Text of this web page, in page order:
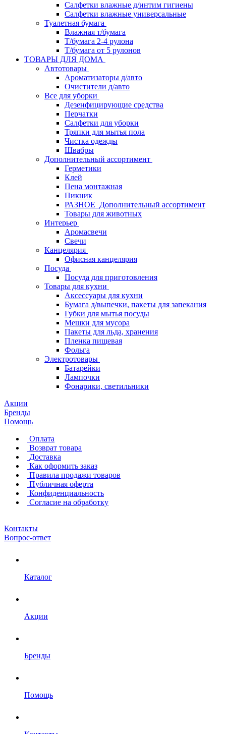
Салфетки влажные д/интим гигиены
Салфетки влажные универсальные
Туалетная бумага
Влажная т/бумага
Т/бумага 2-4 рулона
Т/бумага от 5 рулонов
ТОВАРЫ ДЛЯ ДОМА
Автотовары
Ароматизаторы д/авто
Очистители д/авто
Все для уборки
Дезенфицирующие средства
Перчатки
Салфетки для уборки
Тряпки для мытья пола
Чистка одежды
Швабры
Дополнительный ассортимент
Герметики
Клей
Пена монтажная
Пикник
РАЗНОЕ_Дополнительный ассортимент
Товары для животных
Интерьер
Аромасвечи
Свечи
Канцелярия
Офисная канцелярия
Посуда
Посуда для приготовления
Товары для кухни
Аксессуары для кухни
Бумага д/выпечки, пакеты для запекания
Губки для мытья посуды
Мешки для мусора
Пакеты для льда, хранения
Пленка пищевая
Фольга
Электротовары
Батарейки
Лампочки
Фонарики, светильники
Акции
Бренды
Помощь
Оплата
Возврат товара
Доставка
Как оформить заказ
Правила продажи товаров
Публичная оферта
Конфиденциальность
Согласие на обработку
Контакты
Вопрос-ответ
Каталог
Акции
Бренды
Помощь